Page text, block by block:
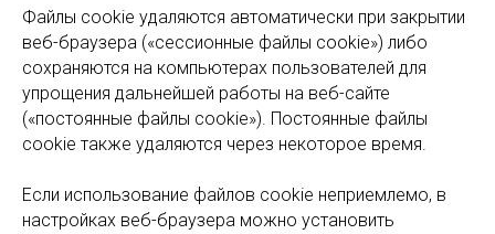
Файлы cookie удаляются автоматически при закрытии
веб-браузера («сессионные файлы cookie») либо
сохраняются на компьютерах пользователей для
упрощения дальнейшей работы на веб-сайте
(«постоянные файлы cookie»). Постоянные файлы
cookie также удаляются через некоторое время.
Если использование файлов cookie неприемлемо, в
настройках веб-браузера можно установить